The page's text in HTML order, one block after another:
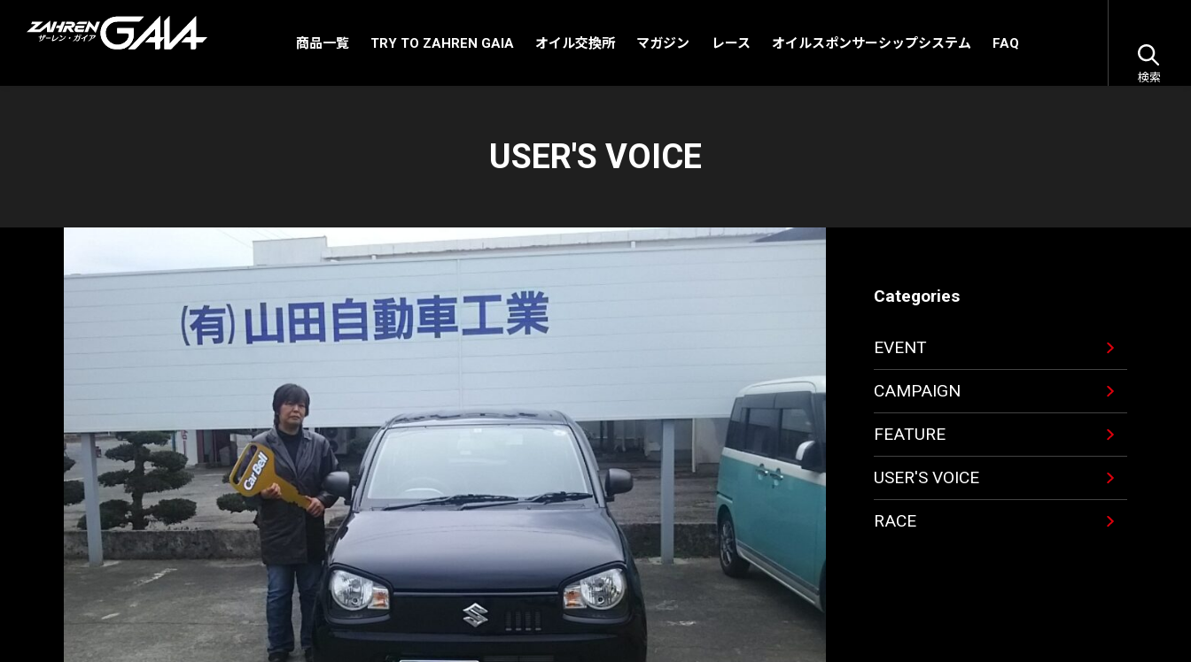
商品一覧 TRY TO ZAHREN GAIA オイル交換所 マガジン レース オイルスポンサーシップシステム FAQ
検索
USER'S VOICE
Categories
EVENT
CAMPAIGN
FEATURE
USER'S VOICE
RACE